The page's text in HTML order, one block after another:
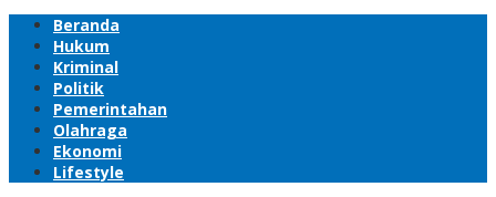
Beranda
Hukum
Kriminal
Politik
Pemerintahan
Olahraga
Ekonomi
Lifestyle